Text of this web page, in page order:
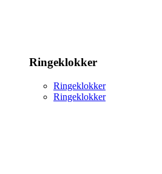
Ringeklokker
Ringeklokker
Ringeklokker